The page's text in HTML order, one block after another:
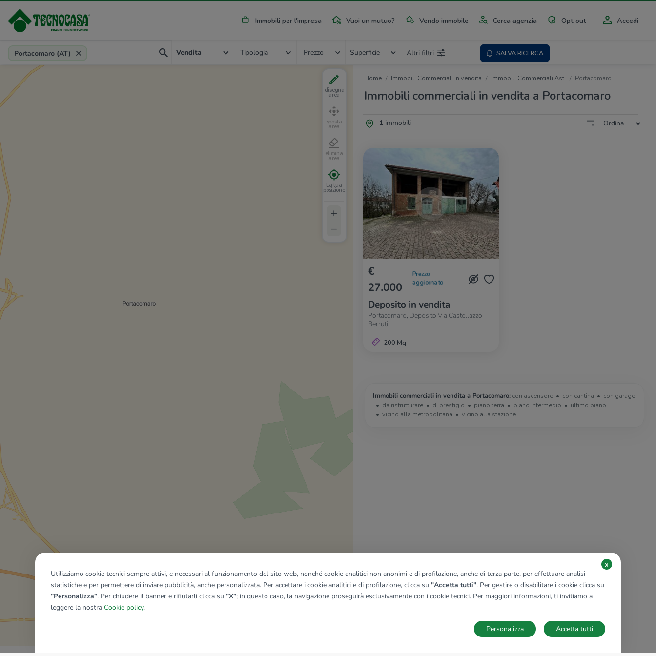
Immobili per l'impresa Vuoi un mutuo? Vendo immobile Cerca agenzia Opt out Accedi
Provincia, comune, zona, riferimento
Portacomaro (AT) Vendita Tipologia Prezzo Superficie Altri filtri SALVA RICERCA
Home Immobili Commerciali in vendita Immobili Commerciali Asti Portacomaro
Immobili commerciali in vendita a Portacomaro
1immobili Ordina
€
27.000
Prezzo
aggiornato
Deposito in vendita
Portacomaro, Deposito Via Castellazzo -
Berruti
200 Mq
Immobili commerciali in vendita a Portacomaro: con ascensore con cantina
con garage
da ristrutturare
di prestigio piano terra piano intermedio
ultimo piano
vicino alla metropolitana
vicino alla stazione
disegna
area
sposta
area
elimina
area
La tua
posizione
+
–
Mostra tutti gli immobili del riquadro
Utilizziamo cookie tecnici sempre attivi, e necessari al funzionamento del sito web, nonché cookie analitici non anonimi e di profilazione, anche di terza parte, per effettuare analisi
statistiche e per permettere di inviare pubblicità, anche personalizzata. Per accettare i cookie analitici e di profilazione, clicca su "Accetta tutti". Per gestire o disabilitare i cookie clicca su
"Personalizza". Per chiudere il banner e rifiutarli clicca su "X"; in questo caso, la navigazione proseguirà esclusivamente con i cookie tecnici. Per maggiori informazioni, ti invitiamo a
leggere la nostra Cookie policy.
x
Accetta tutti
Personalizza